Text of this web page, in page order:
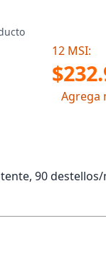
12 MSI:
Agrega
90